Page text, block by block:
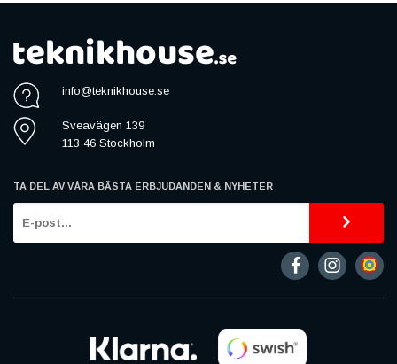
info@teknikhouse.se
Sveavägen 139
113 46 Stockholm
TA DEL AV VÅRA BÄSTA ERBJUDANDEN & NYHETER